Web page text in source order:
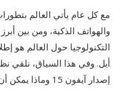
مع كل عام يأتي العالم
والهواتف الذكية، ومن بين
التكنولوجيا حول العالم هو
أبل. وفي هذا السياق، نلقي
إصدار آيفون 15 وماذا يمكن أن نتوقع منه.